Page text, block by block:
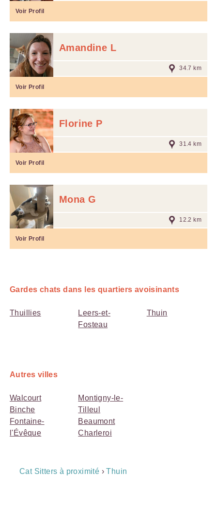
Voir Profil
Amandine L
34.7 km
Voir Profil
Florine P
31.4 km
Voir Profil
Mona G
12.2 km
Voir Profil
Gardes chats dans les quartiers avoisinants
Thuillies
Leers-et-
Fosteau
Thuin
Autres villes
Walcourt
Binche
Fontaine-
l'Évêque
Montigny-le-
Tilleul
Beaumont
Charleroi
Breadcrumb
Cat Sitters à proximité ›Thuin